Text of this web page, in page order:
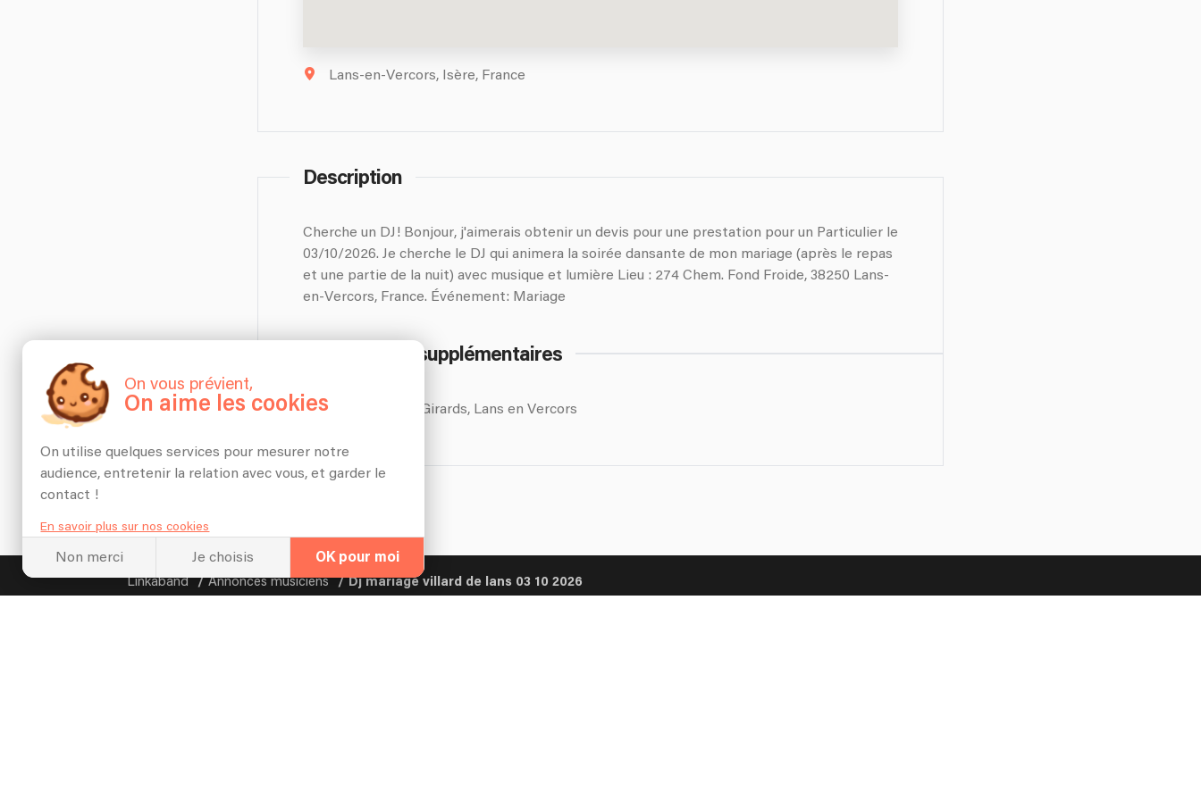
Lans-en-Vercors, Isère, France
Description
Cherche un DJ! Bonjour, j'aimerais obtenir un devis pour une prestation pour un Particulier le
03/10/2026. Je cherche le DJ qui animera la soirée dansante de mon mariage (après le repas
et une partie de la nuit) avec musique et lumière Lieu : 274 Chem. Fond Froide, 38250 Lans-
en-Vercors, France. Événement: Mariage
Informations supplémentaires
Lieu: Chateau des Girards, Lans en Vercors
Linkaband Annonces musiciens Dj mariage villard de lans 03 10 2026
On vous prévient,
On aime les cookies
On utilise quelques services pour mesurer notre
audience, entretenir la relation avec vous, et garder le
contact !
En savoir plus sur nos cookies
Non merci Je choisis OK pour moi